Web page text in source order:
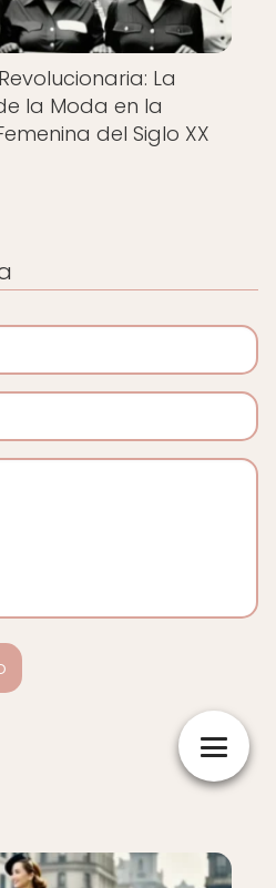
La
la Moda en la
del Siglo XX